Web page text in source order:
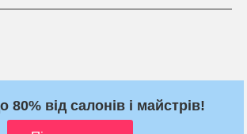
80% від салонів і майстрів!